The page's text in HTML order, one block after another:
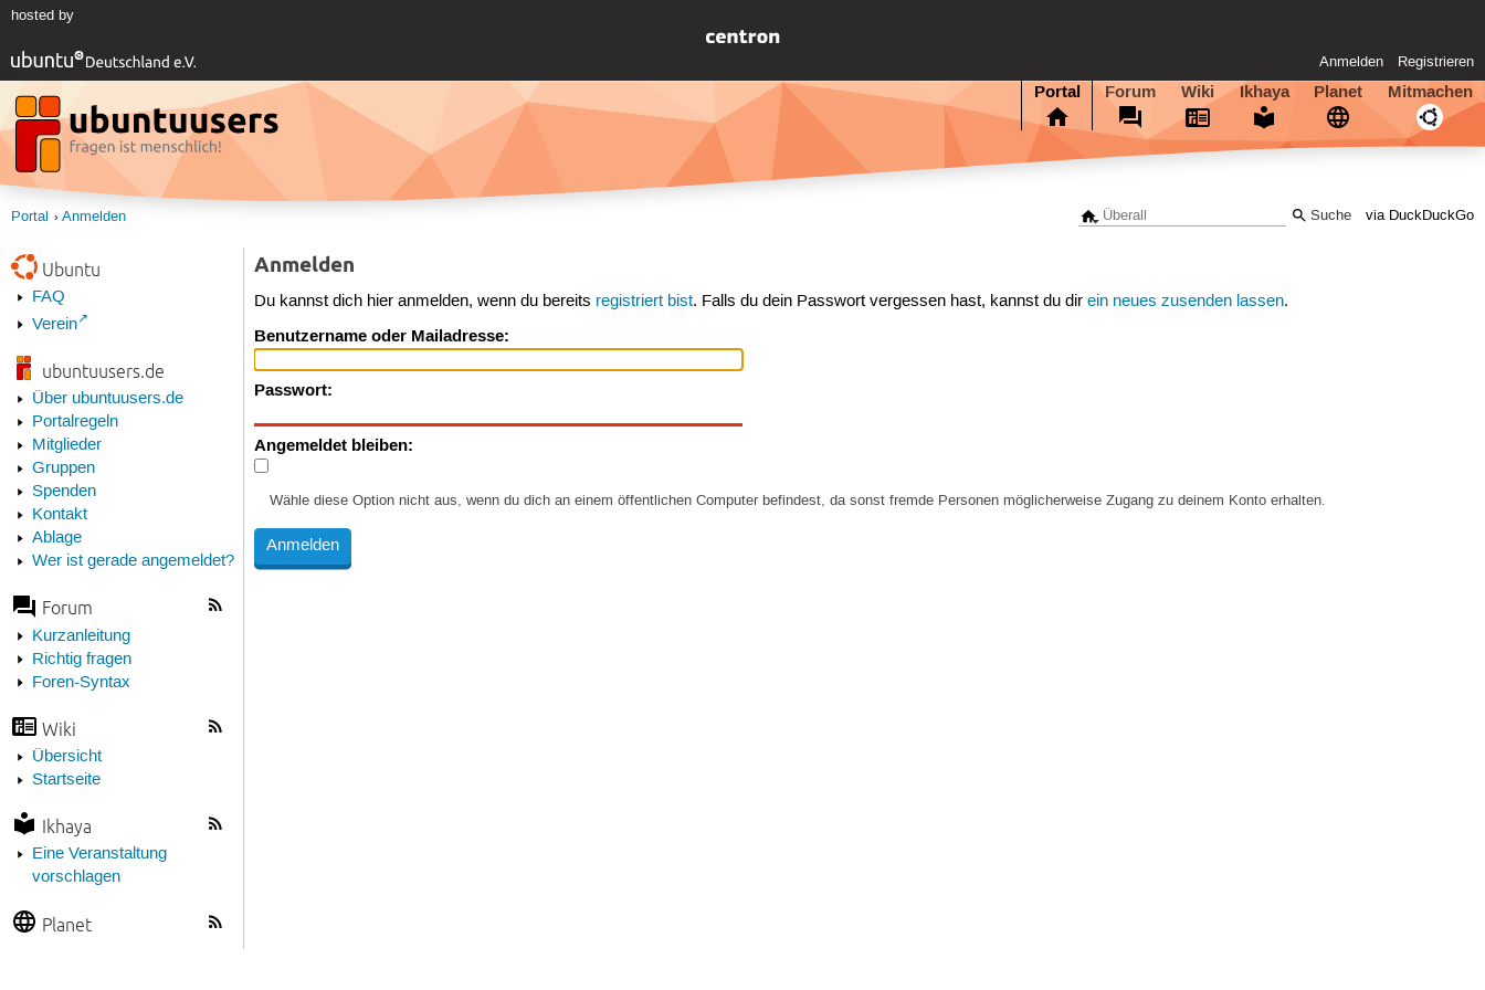
hosted by
Anmelden Registrieren
Portal Forum Wiki Ikhaya Planet Mitmachen
via DuckDuckGo
Portal Anmelden
Ubuntu
FAQ
Verein
ubuntuusers.de
Über ubuntuusers.de
Portalregeln
Mitglieder
Gruppen
Spenden
Kontakt
Ablage
Wer ist gerade angemeldet?
Forum
Kurzanleitung
Richtig fragen
Foren-Syntax
Wiki
Übersicht
Startseite
Ikhaya
Eine Veranstaltung
vorschlagen
Planet
Anmelden
Du kannst dich hier anmelden, wenn du bereits registriert bist. Falls du dein Passwort vergessen hast, kannst du direin neues zusenden lassen.
Benutzername oder Mailadresse:
Passwort:
Angemeldet bleiben:
Wähle diese Option nicht aus, wenn du dich an einem öffentlichen Computer befindest, da sonst fremde Personen möglicherweise Zugang zu deinem Konto erhalten.